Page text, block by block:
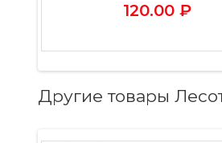
120.00 ₽
Другие товары